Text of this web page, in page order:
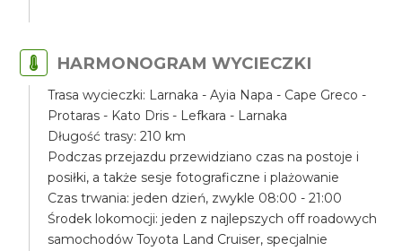
HARMONOGRAM WYCIECZKI
Trasa wycieczki: Larnaka - Ayia Napa - Cape Greco -
Protaras - Kato Dris - Lefkara - Larnaka
Długość trasy: 210 km
Podczas przejazdu przewidziano czas na postoje i
posiłki, a także sesje fotograficzne i plażowanie
Czas trwania: jeden dzień, zwykle 08:00 - 21:00
Środek lokomocji: jeden z najlepszych off roadowych
samochodów Toyota Land Cruiser, specjalnie